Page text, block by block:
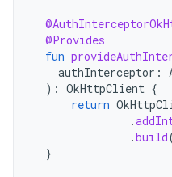
@Provides
fun
authInterceptor :
): OkHttpClient {
return
.
.build
}